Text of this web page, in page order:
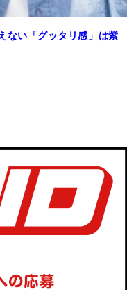
い「グッタリ感」は紫